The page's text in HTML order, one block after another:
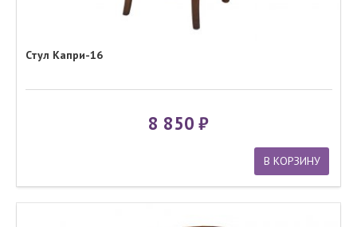
Стул Капри-16
8 850
В КОРЗИНУ